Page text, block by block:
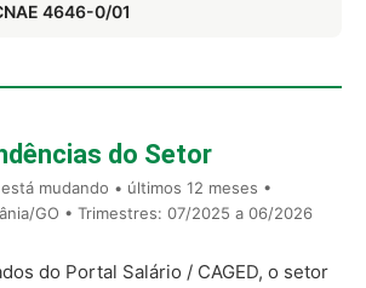
4646-0/01
do Setor
mudando • últimos 12 meses •
GO • Trimestres: 07/2025 a 06/2026
do Portal Salário / CAGED, o setor